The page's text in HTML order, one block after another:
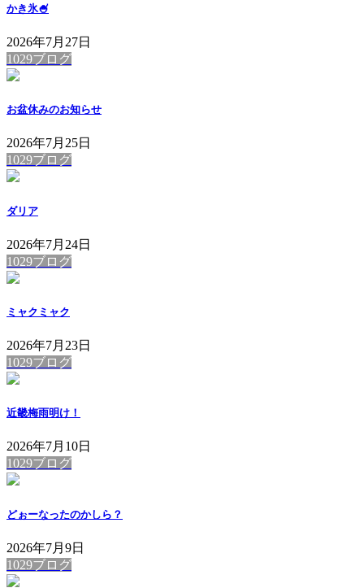
かき氷🍧
2026年7月27日
1029ブログ
お盆休みのお知らせ
2026年7月25日
1029ブログ
ダリア
2026年7月24日
1029ブログ
ミャクミャク
2026年7月23日
1029ブログ
近畿梅雨明け！
2026年7月10日
1029ブログ
どぉーなったのかしら？
2026年7月9日
1029ブログ